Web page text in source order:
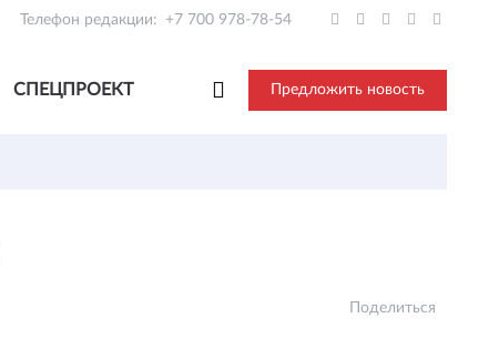
Телефон редакции: +7 700 978-78-54
СПЕЦПРОЕКТ Предложить новость
Поделиться